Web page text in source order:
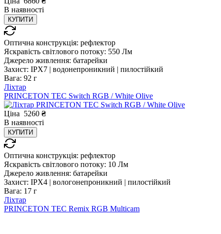
В наявності
КУПИТИ
Оптична конструкція: рефлектор
Яскравість світлового потоку: 550 Лм
Джерело живлення: батарейки
Захист: IPX7 | водонепроникний | пилостійкий
Вага: 92 г
Ліхтар
PRINCETON TEC Switch RGB / White Olive
Ціна 5260 ₴
В наявності
КУПИТИ
Оптична конструкція: рефлектор
Яскравість світлового потоку: 10 Лм
Джерело живлення: батарейки
Захист: IPX4 | вологонепроникний | пилостійкий
Вага: 17 г
Ліхтар
PRINCETON TEC Remix RGB Multicam